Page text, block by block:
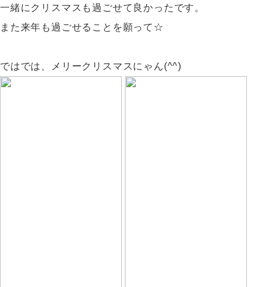
一緒にクリスマスも過ごせて良かったです。
また来年も過ごせることを願って☆
ではでは、メリークリスマスにゃん(^^)